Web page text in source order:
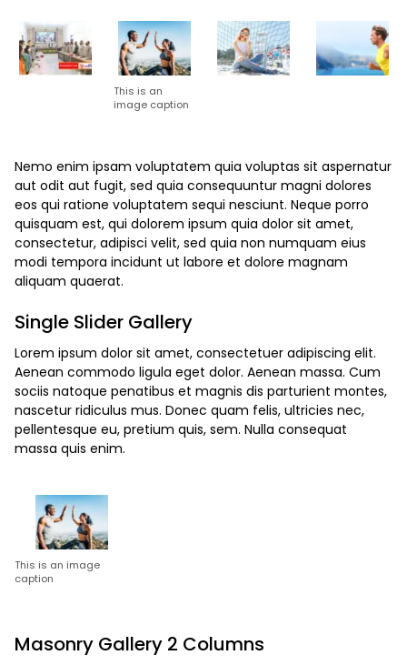
This is an
image caption
Nemo enim ipsam voluptatem quia voluptas sit aspernatur
aut odit aut fugit, sed quia consequuntur magni dolores
eos qui ratione voluptatem sequi nesciunt. Neque porro
quisquam est, qui dolorem ipsum quia dolor sit amet,
consectetur, adipisci velit, sed quia non numquam eius
modi tempora incidunt ut labore et dolore magnam
aliquam quaerat.
Single Slider Gallery
Lorem ipsum dolor sit amet, consectetuer adipiscing elit.
Aenean commodo ligula eget dolor. Aenean massa. Cum
sociis natoque penatibus et magnis dis parturient montes,
nascetur ridiculus mus. Donec quam felis, ultricies nec,
pellentesque eu, pretium quis, sem. Nulla consequat
massa quis enim.
This is an image
caption
Masonry Gallery 2 Columns